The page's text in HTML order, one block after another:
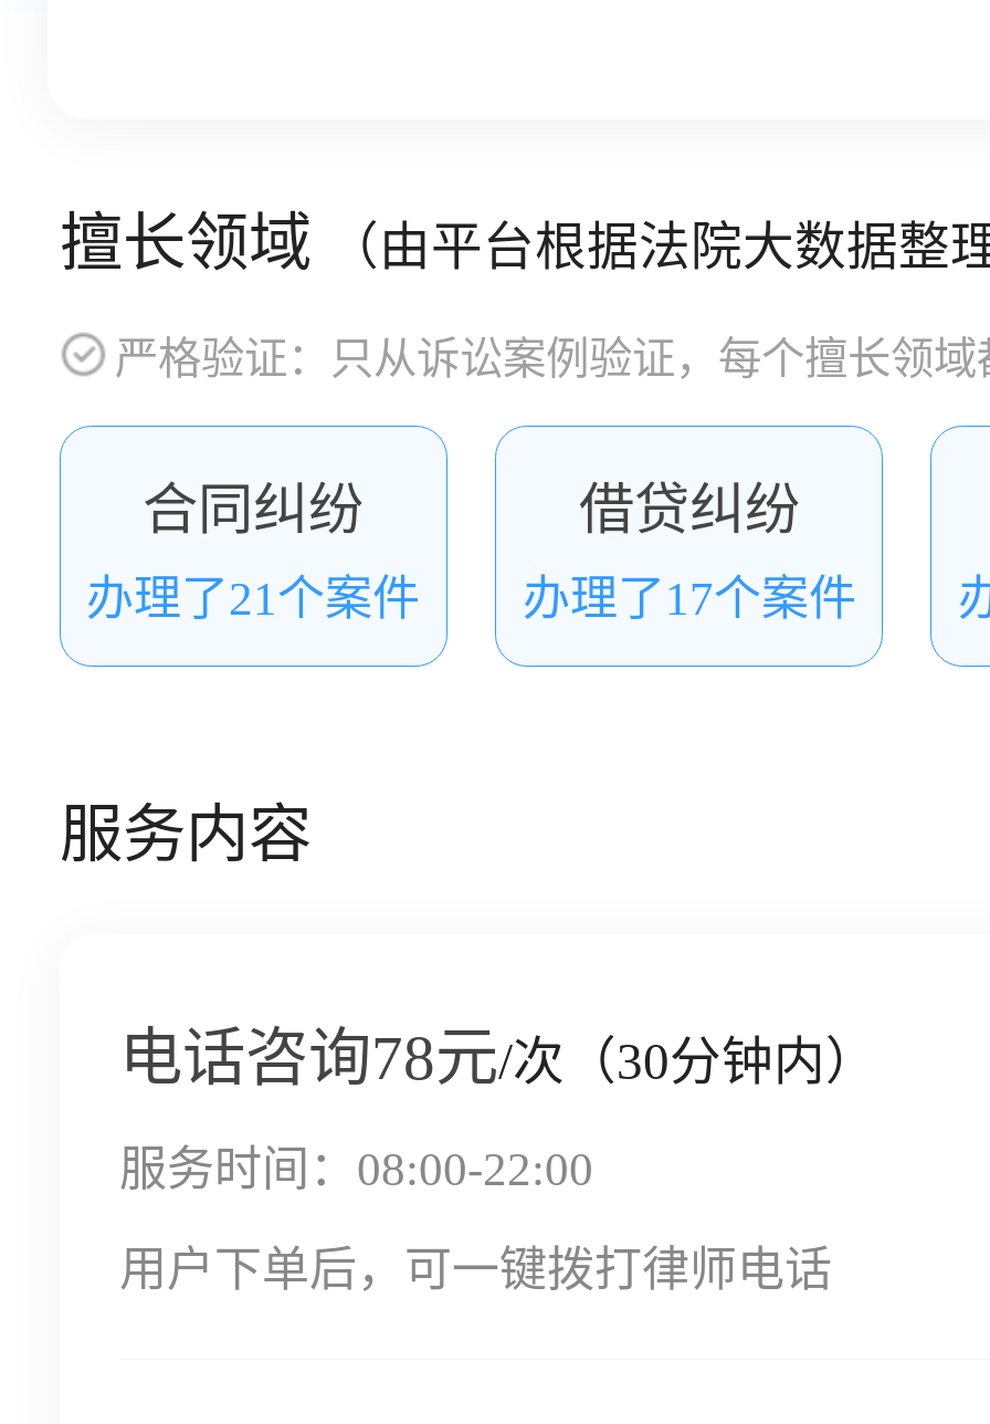
擅长领域 （由平台根据法院大数据整
严格验证：只从诉讼案例验证，每个擅长领
合同纠纷
办理了21个案件
借贷纠纷
办理了17个案件
服务内容
电话咨询78元/次（30分钟内）
服务时间：08:00-22:00
用户下单后，可一键拨打律师电话